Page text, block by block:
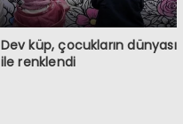
Dev küp, çocukların dünyası
ile renklendi